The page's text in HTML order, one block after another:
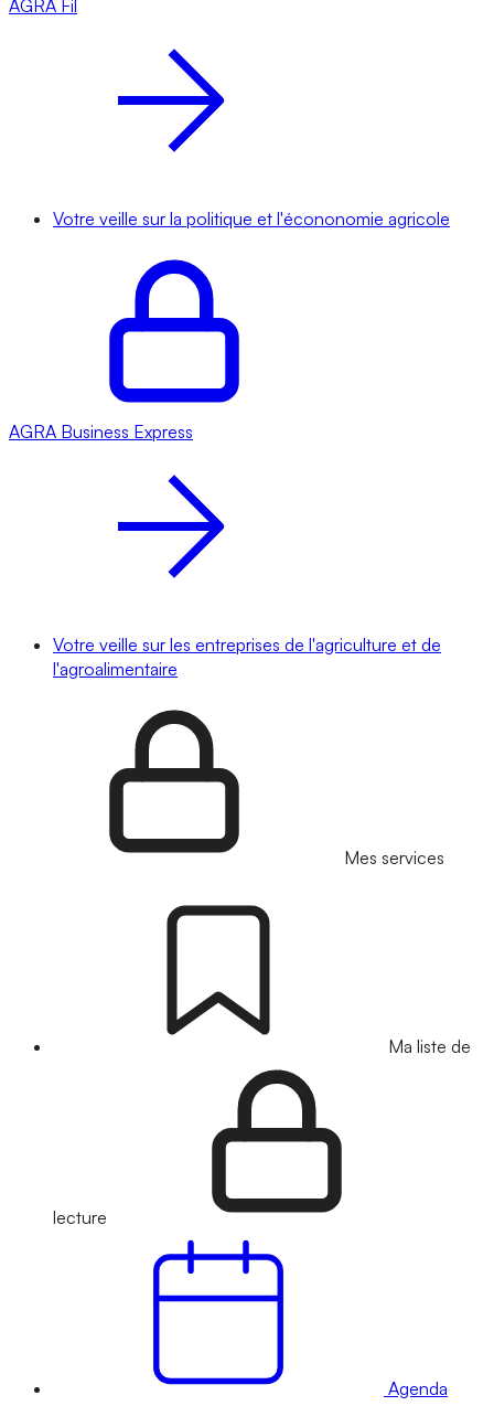
AGRA Fil
Votre veille sur la politique et l'écononomie agricole
AGRA Business Express
Votre veille sur les entreprises de l'agriculture et de
l'agroalimentaire
Mes services
Ma liste de
lecture
Agenda